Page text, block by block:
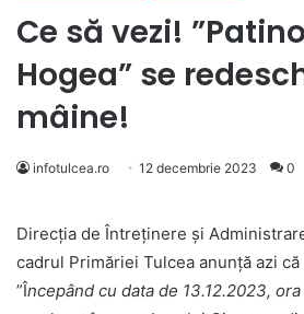
Ce să vezi!
Hogea” se
mâine!
infotulcea.ro 12 decembrie 2023 0
Direcția de Întreținere și
cadrul Primăriei Tulcea anunță azi
”Începând cu data de 13.12.2023,